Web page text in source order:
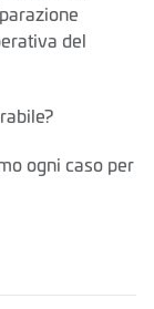
del
ogni caso per